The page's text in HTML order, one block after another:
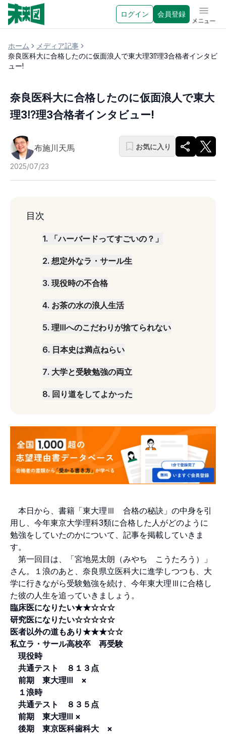
ログイン 会員登録 メニュ
ホーム
メディア記事
奈良医科大に合格したのに仮面浪人で東大理3⁉︎理3合格者インタビ
ュー!
奈良医科大に合格したのに仮面浪人で東大
理3⁉︎理3合格者インタビュー!
布施川天馬
2025/07/23
お気に入り
目次
1. 「ハーバードってすごいの？」
2. 想定外なラ・サール生
3. 現役時の不合格
4. お茶の水の浪人生活
5. 理Ⅲへのこだわりが捨てられない
6. 日本史は満点ねらい
7. 大学と受験勉強の両立
8. 回り道をしてよかった
本日から、書籍「東大理Ⅲ 合格の秘訣 」の中身を引
用し、今年東京大学理科3類に合格した人がどのように
勉強をしていたのかについて、記事を掲載していきま
す。
第一回目は、「宮地晃太朗（みやち こうたろう）」
さん。１浪のあと、奈良県立医科大に進学しつつも、大
学に行きながら受験勉強を続け、今年東大理Ⅲに合格し
た彼の人生を追っていきましょう。
臨床医になりたい★★☆☆☆
研究医になりたい☆☆☆☆☆
医者以外の道もあり★★★☆☆
私立ラ・サール高校卒 再受験
現役時
共通テスト ８１３点
前期 東大理Ⅲ ×
１浪時
共通テスト ８３５点
前期 東大理Ⅲ ×
後期 東京医科歯科大 ×